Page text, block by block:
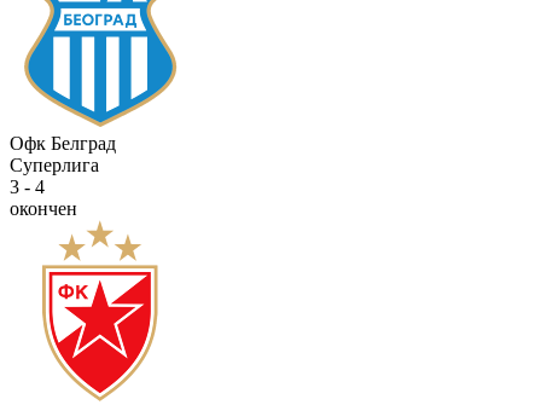
Офк Белград
Суперлига
3 - 4
окончен